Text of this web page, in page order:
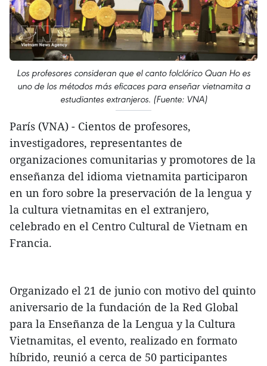
Los profesores consideran que el canto folclórico Quan Ho es
uno de los métodos más eficaces para enseñar vietnamita a
estudiantes extranjeros. (Fuente: VNA)
París (VNA) - Cientos de profesores,
investigadores, representantes de
organizaciones comunitarias y promotores de la
enseñanza del idioma vietnamita participaron
en un foro sobre la preservación de la lengua y
la cultura vietnamitas en el extranjero,
celebrado en el Centro Cultural de Vietnam en
Francia.
Organizado el 21 de junio con motivo del quinto
aniversario de la fundación de la Red Global
para la Enseñanza de la Lengua y la Cultura
Vietnamitas, el evento, realizado en formato
híbrido, reunió a cerca de 50 participantes